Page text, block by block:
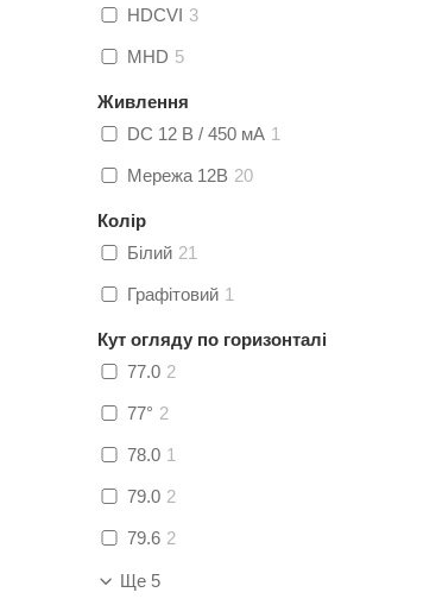
HDCVI 3
MHD 5
Живлення
DC 12 В / 450 мА 1
Мережа 12В 20
Колір
Білий 21
Графітовий 1
Кут огляду по горизонталі
77.0 2
77° 2
78.0 1
79.0 2
79.6 2
Ще 5